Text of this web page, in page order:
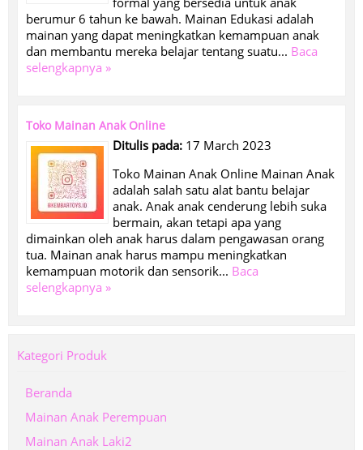
berumur 6 tahun ke bawah. Mainan Edukasi adalah
mainan yang dapat meningkatkan kemampuan anak
dan membantu mereka belajar tentang suatu... Baca
selengkapnya »
Toko Mainan Anak Online
Ditulis pada: 17 March 2023
Toko Mainan Anak Online Mainan Anak
adalah salah satu alat bantu belajar
anak. Anak anak cenderung lebih suka
bermain, akan tetapi apa yang
dimainkan oleh anak harus dalam pengawasan orang
tua. Mainan anak harus mampu meningkatkan
kemampuan motorik dan sensorik... Baca
selengkapnya »
Kategori Produk
Beranda
Mainan Anak Perempuan
Mainan Anak Laki2